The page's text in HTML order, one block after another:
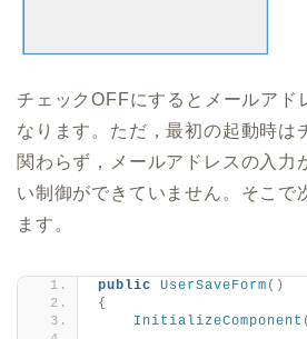
チェックOFFにするとメールアド
なります。ただ，最初の起動時は
関わらず，メールアドレスの入力
い制御ができていません。そこで
ます。
public UserSaveForm ()
{
InitializeComponent